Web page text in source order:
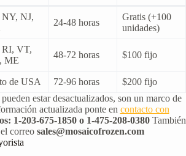
NJ,
24-48 horas
Gratis (+100
unidades)
RI, VT,
ME
48-72 horas $100 fijo
de USA 72-96 horas
$200 fijo
pueden estar desactualizados, son un marco de
actualizada ponte en contacto con
1-203-675-1850 o 1-475-208-0380También
correo sales@mosaicofrozen.com